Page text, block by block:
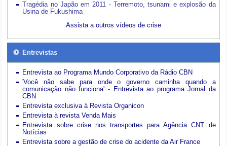
Tragédia no Japão em 2011 - Terremoto, tsunami e explosão da
Usina de Fukushima
Assista a outros vídeos de crise
Entrevistas
Entrevista ao Programa Mundo Corporativo da Rádio CBN
'Você não sabe para onde o governo caminha quando a
comunicação não funciona' - Entrevista ao programa Jornal da
CBN
Entrevista exclusiva à Revista Organicon
Entrevista à revista Venda Mais
Entrevista sobre crise nos transportes para Agência CNT de
Notícias
Entrevista sobre a gestão de crise do acidente da Air France